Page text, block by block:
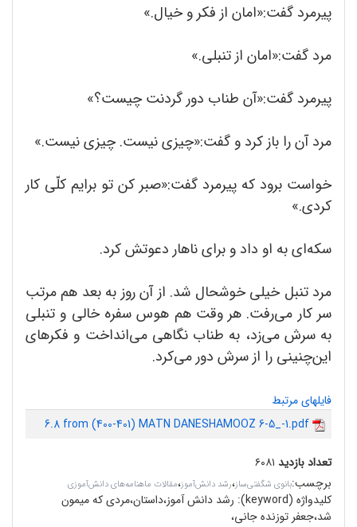
پیرمرد گفت:«امان از فکر و خیال.»
مرد گفت:«امان از تنبلی.»
پیرمرد گفت:«آن طناب دور گردنت چیست؟»
مرد آن را باز کرد و گفت:«چیزی نیست. چیزی نیست.»
خواست برود که پیرمرد گفت:«صبر کن تو برایم کلّی کار
کردی.»
سکه‌ای به او داد و برای ناهار دعوتش کرد.
مرد تنبل خیلی خوشحال شد. از آن روز به بعد هم مرتب
سر کار می‌رفت. هر وقت هم هوس سفره خالی و تنبلی
به سرش می‌زد، به طناب نگاهی می‌انداخت و فکرهای
این‌چنینی را از سرش دور می‌کرد.
فایلهای مرتبط
6.8 from (400-401) MATN DANESHAMOOZ 6-5_-1.pdf
تعداد بازدید ۶۰۸۱
برچسب:بانوی شگفتی‌ساز،رشد دانش‌آموز،مقالات ماهنامه‌های دانش‌آموزی
کلیدواژه (keyword):
رشد دانش آموز،داستان،مردی که میمون
شد،جعفر توزنده جانی،